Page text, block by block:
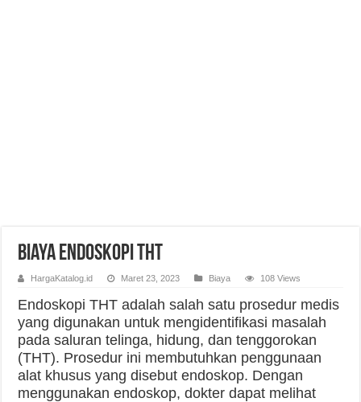
Biaya Endoskopi THT
HargaKatalog.id Maret 23, 2023 Biaya 108 Views
Endoskopi THT adalah salah satu prosedur medis
yang digunakan untuk mengidentifikasi masalah
pada saluran telinga, hidung, dan tenggorokan
(THT). Prosedur ini membutuhkan penggunaan
alat khusus yang disebut endoskop. Dengan
menggunakan endoskop, dokter dapat melihat